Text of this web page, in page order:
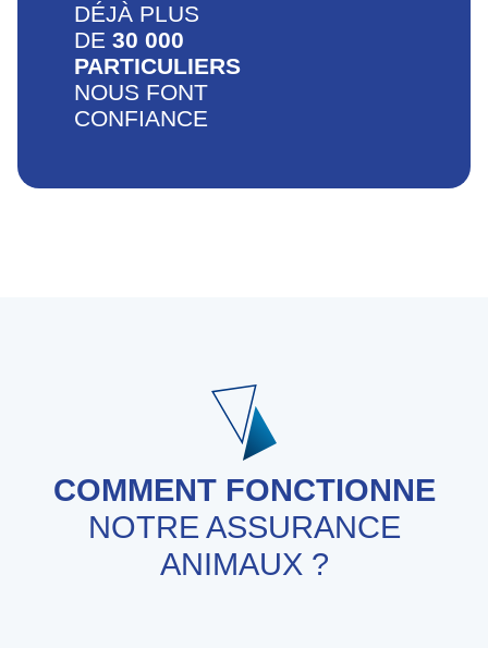
DÉJÀ PLUS
DE 30 000
PARTICULIERS
NOUS FONT
CONFIANCE
COMMENT FONCTIONNE
NOTRE ASSURANCE
ANIMAUX ?